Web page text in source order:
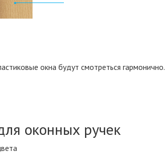
окна будут смотреться гармонично.
оконных ручек